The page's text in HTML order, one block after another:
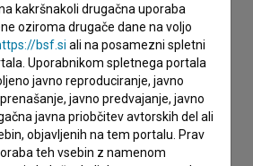
pogojein dajemsoglasjeza
in obdelavo osebnih podatkov.
kakršnakoli drugačna uporaba
oziroma drugače dane na voljo
bsf.si ali na posamezni spletni
Uporabnikom spletnega portala
javno reproduciranje, javno
javno predvajanje, javno
javna priobčitev avtorskih del ali
objavljenih na tem portalu. Prav
teh vsebin z namenom